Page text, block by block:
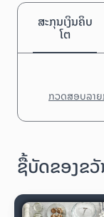
ສະກຸນເງິນຄິບ
ໂຕ
ກວດສອບລາຍ
ຊື້ບັດຂອງຂວັ